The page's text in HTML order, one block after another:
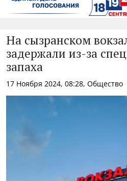
На сызранском
задержали из-за
запаха
17 Ноября 2024, 08:28, Общество